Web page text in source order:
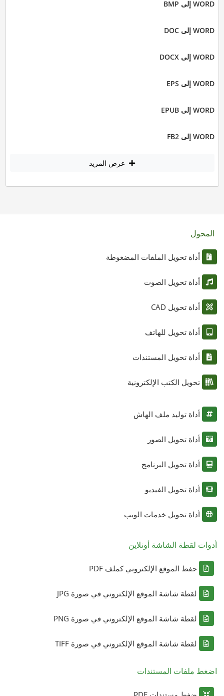
WORD إلى BMP
WORD إلى DOC
WORD إلى DOCX
WORD إلى EPS
WORD إلى EPUB
WORD إلى FB2
عرض المزيد
المحول
أداة تحويل الملفات المضغوطة
أداة تحويل الصوت
أداة تحويل CAD
أداة تحويل للهاتف
أداة تحويل المستندات
تحويل الكتب الإلكترونية
أداة توليد ملف الهاش
أداة تحويل الصور
أداة تحويل البرنامج
أداة تحويل الفيديو
أداة تحويل خدمات الويب
أدوات لقطة الشاشة أونلاين
حفظ الموقع الإلكتروني كملف PDF
لقطة شاشة الموقع الإلكتروني في صورة JPG
لقطة شاشة الموقع الإلكتروني في صورة PNG
لقطة شاشة الموقع الإلكتروني في صورة TIFF
اضغط ملفات المستندات